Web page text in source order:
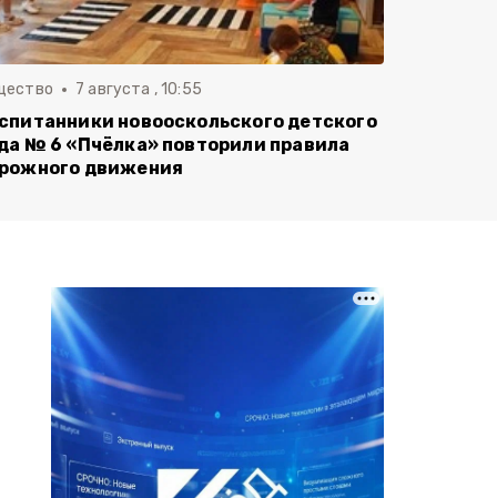
7 августа , 10:55
новооскольского детского
№ 6 «Пчёлка» повторили правила
движения